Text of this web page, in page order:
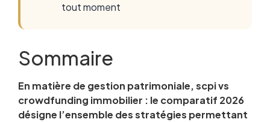
tout moment
Sommaire
En matière de gestion patrimoniale, scpi vs
crowdfunding immobilier : le comparatif 2026
désigne l’ensemble des stratégies permettant